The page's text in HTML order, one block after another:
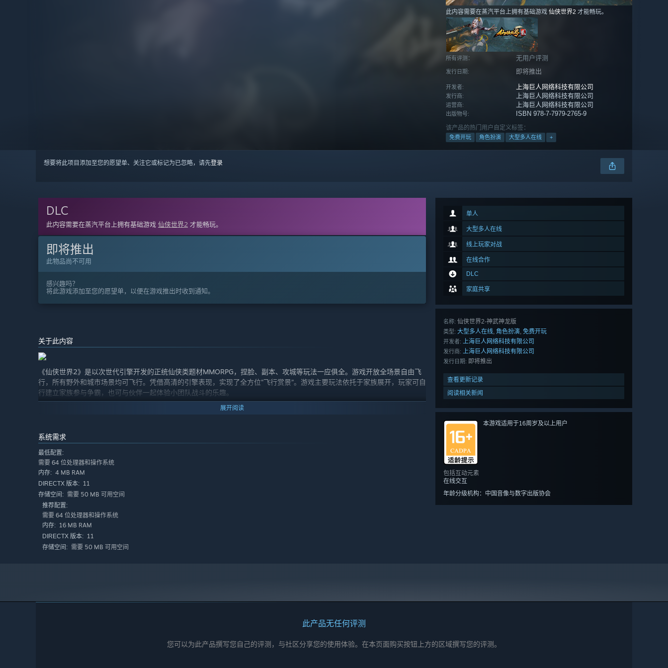
此内容需要在蒸汽平台上拥有基础游戏 仙侠世界2 才能畅玩。
所有评测： 无用户评测
发行日期: 即将推出
开发者: 上海巨人网络科技有限公司
发行商: 上海巨人网络科技有限公司
运营商: 上海巨人网络科技有限公司
出版物号: ISBN 978-7-7979-2765-9
该产品的热门用户自定义标签：
免费开玩 角色扮演 大型多人在线 +
想要将此项目添加至您的愿望单、关注它或标记为已忽略，请先登录
单人
大型多人在线
线上玩家对战
在线合作
DLC
家庭共享
名称: 仙侠世界2-神武神龙版
类型: 大型多人在线, 角色扮演, 免费开玩
开发者: 上海巨人网络科技有限公司
发行商: 上海巨人网络科技有限公司
发行日期: 即将推出
查看更新记录
阅读相关新闻
本游戏适用于16周岁及以上用户
包括互动元素
在线交互
年龄分级机构：中国音像与数字出版协会
DLC
此内容需要在蒸汽平台上拥有基础游戏 仙侠世界2 才能畅玩。
即将推出
此物品尚不可用
感兴趣吗？
将此游戏添加至您的愿望单，以便在游戏推出时收到通知。
关于此内容
《仙侠世界2》是以次世代引擎开发的正统仙侠类题材MMORPG，捏脸、副本、攻城等玩法一应俱全。游戏开放全场景自由飞
行，所有野外和城市场景均可飞行。凭借高清的引擎表现，实现了全方位“飞行赏景”。游戏主要玩法依托于家族展开，玩家可自
行建立家族参与争霸，也可与伙伴一起体验小团队战斗的乐趣。
展开阅读
系统需求
最低配置:
需要 64 位处理器和操作系统
内存: 4 MB RAM
DIRECTX 版本: 11
存储空间: 需要 50 MB 可用空间
推荐配置:
需要 64 位处理器和操作系统
内存: 16 MB RAM
DIRECTX 版本: 11
存储空间: 需要 50 MB 可用空间
此产品无任何评测
您可以为此产品撰写您自己的评测，与社区分享您的使用体验。在本页面购买按钮上方的区域撰写您的评测。